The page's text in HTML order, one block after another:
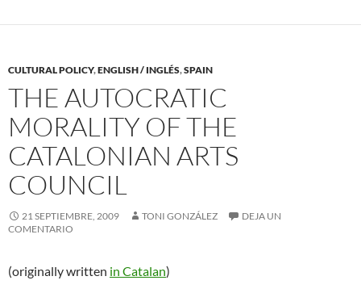
CULTURAL POLICY,ENGLISH / INGLÉS,SPAIN
THE AUTOCRATIC
MORALITY OF THE
CATALONIAN ARTS
COUNCIL
21 SEPTIEMBRE, 2009 TONI GONZÁLEZ
DEJA UN
COMENTARIO
(originally written in Catalan)